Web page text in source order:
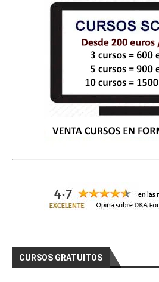
Curso Gratis Trazabilidad
Curso Gratis
Curso Gratis Riesgos en
CURSOS GRATIS DE ARTES
Curso Gratis Marketing y
Curso Gratis Periodismo
Curso Gratis Nuevas
Curso Gratis Promoción y
Curso Gratis Organización
CURSOS GRATUITOS